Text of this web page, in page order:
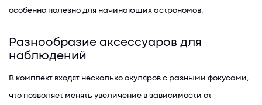
особенно полезно для начинающих астрономов.
Разнообразие аксессуаров для
наблюдений
В комплект входят несколько окуляров с разными фокусами,
что позволяет менять увеличение в зависимости от